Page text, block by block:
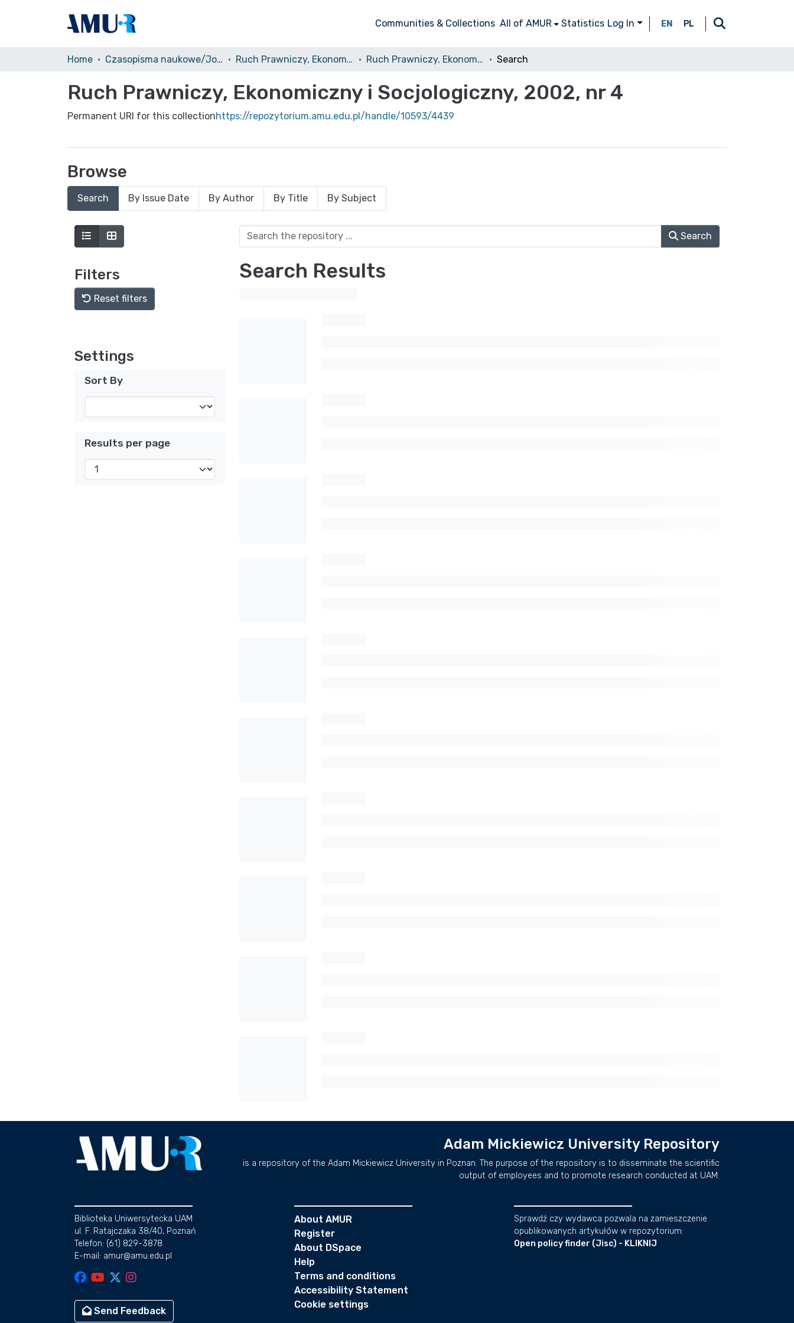
Communities & Collections All of AMUR Statistics Log In EN PL
Home Czasopisma naukowe/Journals Ruch Prawniczy, Ekonomiczny i Socjologiczny Ruch Prawniczy, Ekonomiczny i Socjologiczny, 2002, nr 4 Search
Ruch Prawniczy, Ekonomiczny i Socjologiczny, 2002, nr 4
Permanent URI for this collectionhttps://repozytorium.amu.edu.pl/handle/10593/4439
Browse
Search By Issue Date By Author By Title By Subject
Filters
Reset filters
Settings
Sort By
Results per page
Search
Search Results
Adam Mickiewicz University Repository
is a repository of the Adam Mickiewicz University in Poznan. The purpose of the repository is to disseminate the scientific
output of employees and to promote research conducted at UAM.
Biblioteka Uniwersytecka UAM
ul. F. Ratajczaka 38/40, Poznań
Telefon: (61) 829-3878
E-mail: amur@amu.edu.pl
Send Feedback
About AMUR
Register
About DSpace
Help
Terms and conditions
Accessibility Statement
Cookie settings
Sprawdź czy wydawca pozwala na zamieszczenie
opublikowanych artykułów w repozytorium:
Open policy finder (Jisc) - KLIKNIJ